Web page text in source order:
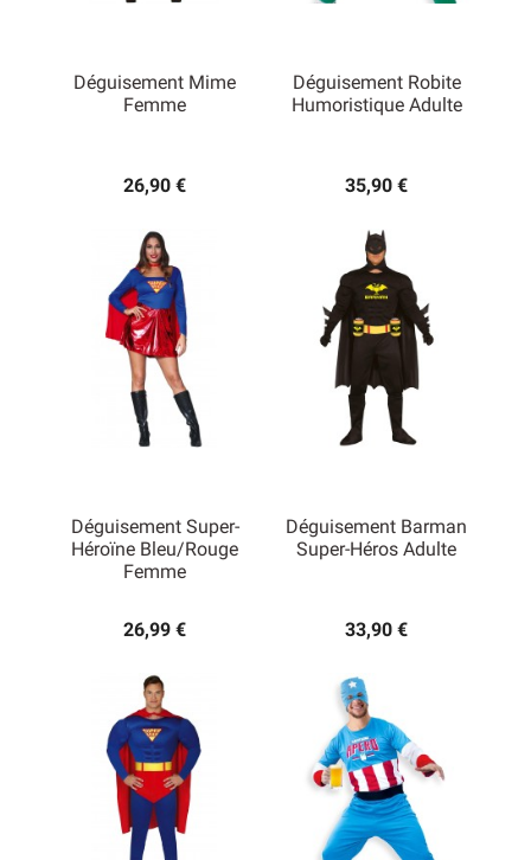
Déguisement Mime
Femme
26,90 €
Déguisement Robite
Humoristique Adulte
35,90 €
Déguisement Super-
Héroïne Bleu/rouge
Femme
26,99 €
Déguisement Barman
Super-Héros Adulte
33,90 €